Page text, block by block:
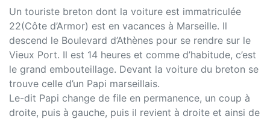
Un touriste breton dont la voiture est immatriculée
22(Côte d’Armor) est en vacances à Marseille. Il
descend le Boulevard d’Athènes pour se rendre sur le
Vieux Port. Il est 14 heures et comme d’habitude, c’est
le grand embouteillage. Devant la voiture du breton se
trouve celle d’un Papi marseillais.
Le-dit Papi change de file en permanence, un coup à
droite, puis à gauche, puis il revient à droite et ainsi de